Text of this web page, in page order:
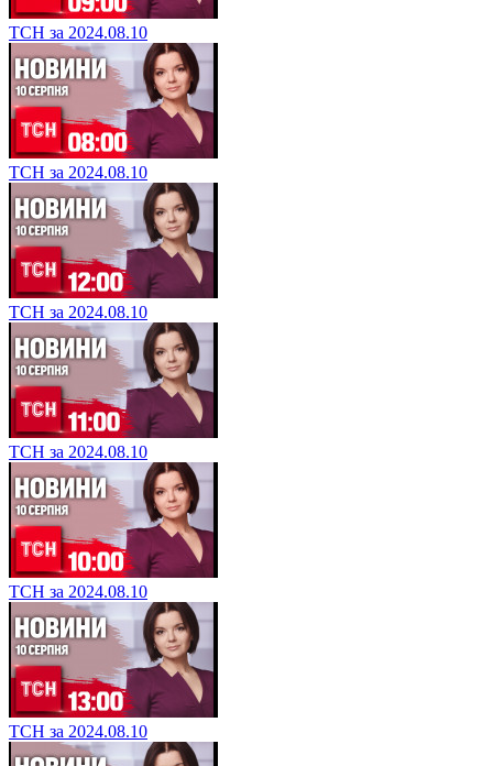
ТСН за 2024.08.10
ТСН за 2024.08.10
ТСН за 2024.08.10
ТСН за 2024.08.10
ТСН за 2024.08.10
ТСН за 2024.08.10